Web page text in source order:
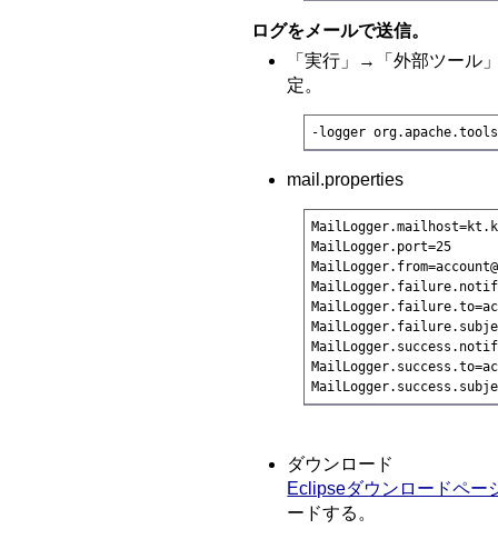
ログをメールで送信。
「実行」→「外部ツール
定。
-logger
mail.properties
MailLogger.port=25
ダウンロード
Eclipseダウンロードペー
ードする。